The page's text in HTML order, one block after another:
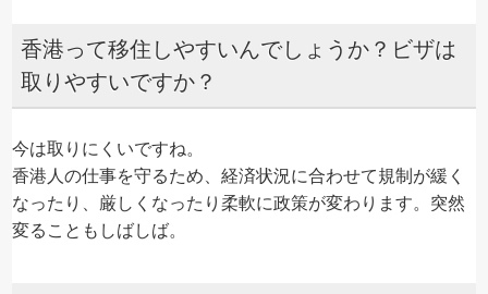
香港って移住しやすいんでしょうか？ビザは
取りやすいですか？
今は取りにくいですね。
香港人の仕事を守るため、経済状況に合わせて規制が緩く
なったり、厳しくなったり柔軟に政策が変わります。突然
変ることもしばしば。